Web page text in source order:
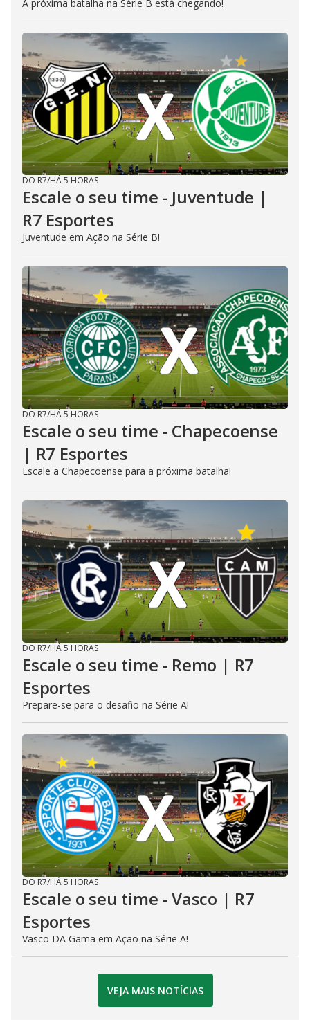
A próxima batalha na Série B está chegando!
DO R7/HÁ 5 HORAS
Escale o seu time - Juventude |
R7 Esportes
Juventude em Ação na Série B!
DO R7/HÁ 5 HORAS
Escale o seu time - Chapecoense
| R7 Esportes
Escale a Chapecoense para a próxima batalha!
DO R7/HÁ 5 HORAS
Escale o seu time - Remo | R7
Esportes
Prepare-se para o desafio na Série A!
DO R7/HÁ 5 HORAS
Escale o seu time - Vasco | R7
Esportes
Vasco DA Gama em Ação na Série A!
VEJA MAIS NOTÍCIAS